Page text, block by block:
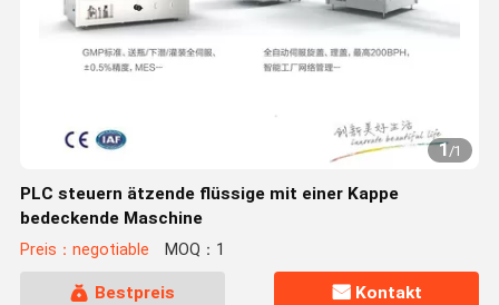
1/1
PLC steuern ätzende flüssige mit einer Kappe
bedeckende Maschine
Preis：negotiable MOQ：1
Bestpreis Kontakt